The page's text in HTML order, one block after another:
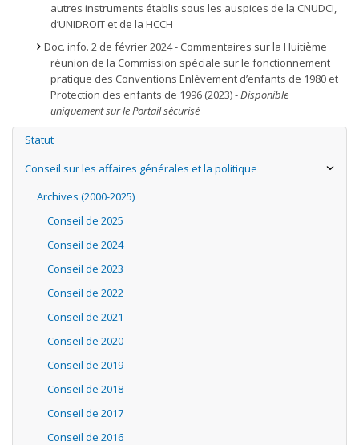
autres instruments établis sous les auspices de la CNUDCI,
d’UNIDROIT et de la HCCH
Doc. info. 2 de février 2024 - Commentaires sur la Huitième
réunion de la Commission spéciale sur le fonctionnement
pratique des Conventions Enlèvement d’enfants de 1980 et
Protection des enfants de 1996 (2023) -Disponible
uniquement sur le Portail sécurisé
Statut
Conseil sur les affaires générales et la politique
Archives (2000-2025)
Conseil de 2025
Conseil de 2024
Conseil de 2023
Conseil de 2022
Conseil de 2021
Conseil de 2020
Conseil de 2019
Conseil de 2018
Conseil de 2017
Conseil de 2016